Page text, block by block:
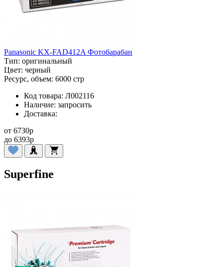
Panasonic KX-FAD412A Фотобарабан
Тип: оригинальный
Цвет: черный
Ресурс, объем: 6000 стр
Код товара: Л002116
Наличие: запросить
Доставка:
от 6730p
до 6393p
Superfine